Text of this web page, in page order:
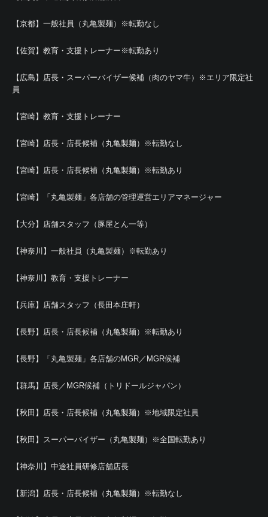
【京都】一般社員（丸亀製麺）※転勤なし
【佐賀】教育・支援トレーナー※転勤あり
【広島】店長・スーパーバイザー候補（肉のヤマ牛）※エリア限定社
員
【宮崎】教育・支援トレーナー
【宮崎】店長・店長候補（丸亀製麺）※転勤なし
【宮崎】店長・店長候補（丸亀製麺）※転勤あり
【宮崎】「丸亀製麺」各店舗の管理運営エリアマネージャー
【大分】店舗スタッフ（豚屋とん一等）
【神奈川】一般社員（丸亀製麺）※転勤あり
【神奈川】教育・支援トレーナー
【兵庫】店舗スタッフ（長田本庄軒）
【長野】店長・店長候補（丸亀製麺）※転勤あり
【長野】「丸亀製麺」各店舗のMGR／MGR候補
【群馬】店長／MGR候補（トリドールジャパン）
【秋田】店長・店長候補（丸亀製麺）※地域限定社員
【秋田】スーパーバイザー（丸亀製麺）※全国転勤あり
【神奈川】中途社員研修店舗店長
【新潟】店長・店長候補（丸亀製麺）※転勤なし